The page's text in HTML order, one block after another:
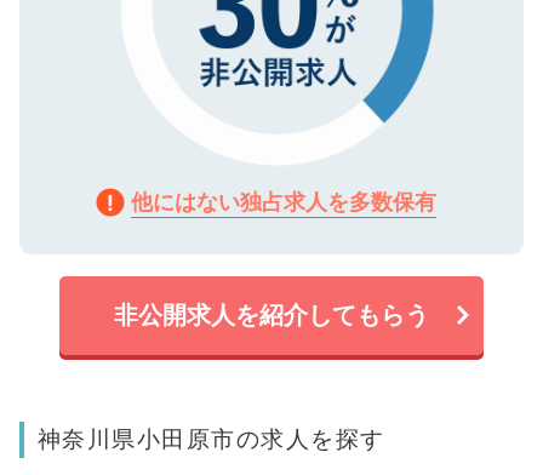
他にはない独占求人を多数保有
非公開求人を紹介してもらう
神奈川県小田原市の求人を探す